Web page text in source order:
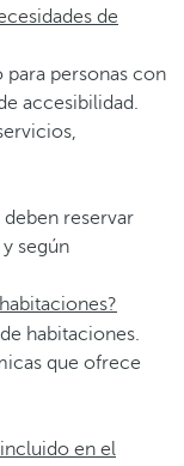
de
para personas con
accesibilidad.
reservar
según
habitaciones.
que ofrece
incluido en el